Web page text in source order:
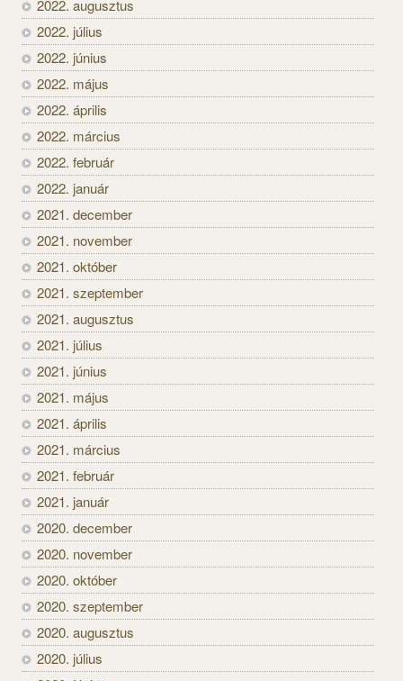
2022. augusztus
2022. július
2022. június
2022. május
2022. április
2022. március
2022. február
2022. január
2021. december
2021. november
2021. október
2021. szeptember
2021. augusztus
2021. július
2021. június
2021. május
2021. április
2021. március
2021. február
2021. január
2020. december
2020. november
2020. október
2020. szeptember
2020. augusztus
2020. július